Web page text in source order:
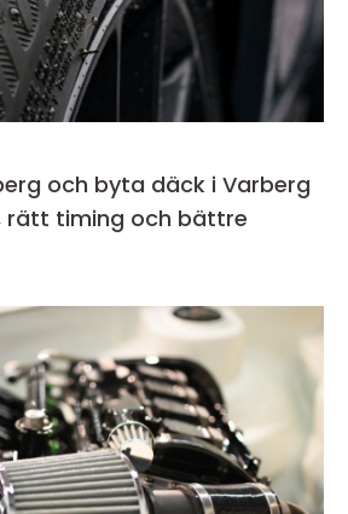
och byta däck i Varberg
rätt timing och bättre